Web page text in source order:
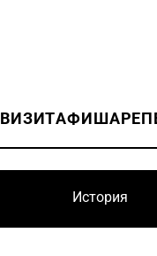
ВИЗИТАФИША
История